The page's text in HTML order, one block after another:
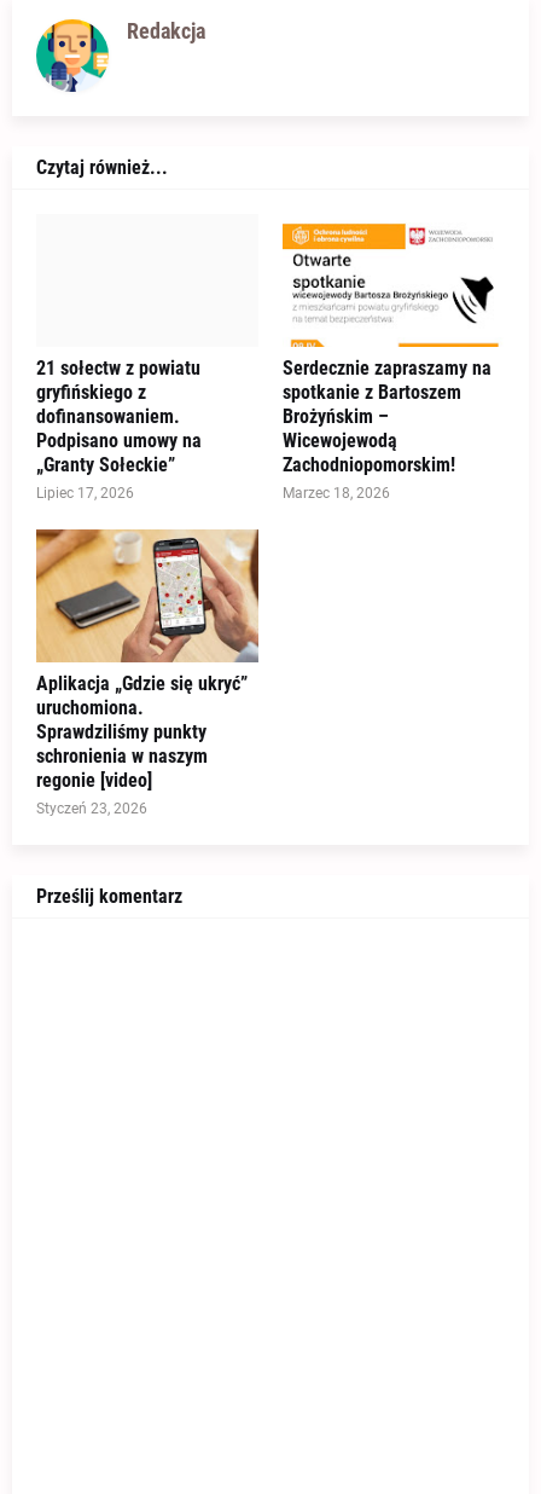
Redakcja
Czytaj również...
21 sołectw z powiatu
gryfińskiego z
dofinansowaniem.
Podpisano umowy na
„Granty Sołeckie”
Lipiec 17, 2026
Serdecznie zapraszamy na
spotkanie z Bartoszem
Brożyńskim –
Wicewojewodą
Zachodniopomorskim!
Marzec 18, 2026
Aplikacja „Gdzie się ukryć”
uruchomiona.
Sprawdziliśmy punkty
schronienia w naszym
regonie [video]
Styczeń 23, 2026
Prześlij komentarz